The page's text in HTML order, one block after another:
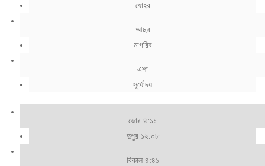
যোহর
আছর
মাগরিব
এশা
সূর্যোদয়
ভোর ৪:১১
দুপুর ১২:০৮
বিকাল ৪:৪১